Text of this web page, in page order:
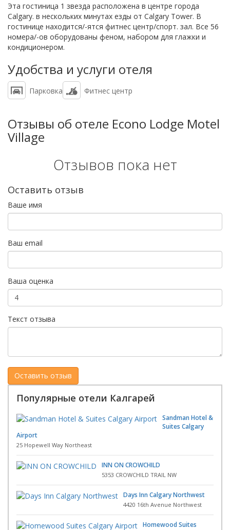
Эта гостиница 1 звезда расположена в центре города
Calgary. в нескольких минутах езды от Calgary Tower. В
гостинице находится/-ятся фитнес центр/спорт. зал. Все 56
номера/-ов оборудованы феном, набором для глажки и
кондиционером.
Удобства и услуги отеля
Парковка Фитнес центр
Отзывы об отеле Econo Lodge Motel
Village
Отзывов пока нет
Оставить отзыв
Ваше имя
Ваш email
Ваша оценка
Текст отзыва
Популярные отели Калгарей
Sandman Hotel &
Suites Calgary
Airport
25 Hopewell Way Northeast
INN ON CROWCHILD
5353 CROWCHILD TRAIL NW
Days Inn Calgary Northwest
4420 16th Avenue Northwest
Homewood Suites